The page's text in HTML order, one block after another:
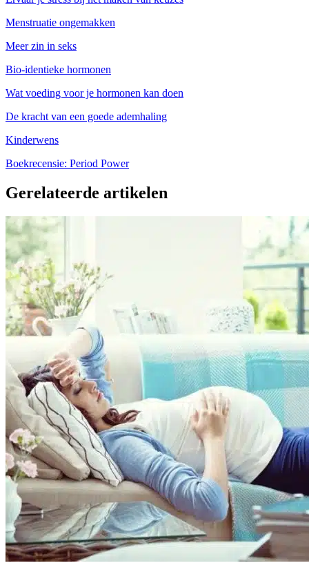
Menstruatie ongemakken
Meer zin in seks
Bio-identieke hormonen
Wat voeding voor je hormonen kan doen
De kracht van een goede ademhaling
Kinderwens
Boekrecensie: Period Power
Gerelateerde artikelen